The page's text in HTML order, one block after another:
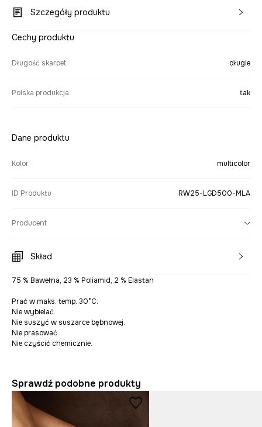
Szczegóły produktu
Cechy produktu
Długość skarpet długie
Polska produkcja tak
Dane produktu
Kolor multicolor
ID Produktu RW25-LGD500-MLA
Producent
Skład
75 % Bawełna, 23 % Poliamid, 2 % Elastan
Prać w maks. temp. 30°C.
Nie wybielać.
Nie suszyć w suszarce bębnowej.
Nie prasować.
Nie czyścić chemicznie.
Sprawdź podobne produkty